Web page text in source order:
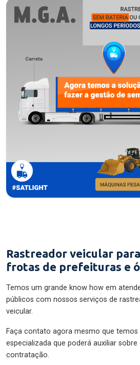
Rastreador veicular
frotas de prefeituras e
Temos um grande know how em
públicos com nossos serviços de
veicular.
Faça contato agora mesmo que temos
especializada que poderá auxiliar
contratação.